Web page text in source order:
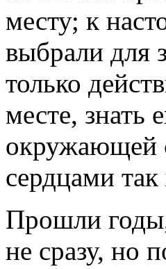
месту; к
выбрали для
только
месте, знать
окружающей
сердцами
Прошли
не сразу, но